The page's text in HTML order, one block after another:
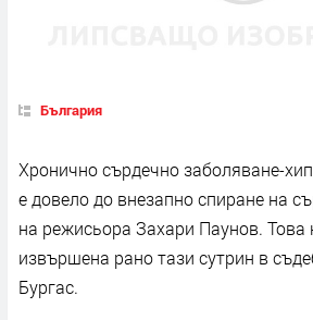
България
Хронично сърдечно заболяване-
е довело до внезапно спиране на
на режисьора Захари Паунов. Това
извършена рано тази сутрин в
Бургас.